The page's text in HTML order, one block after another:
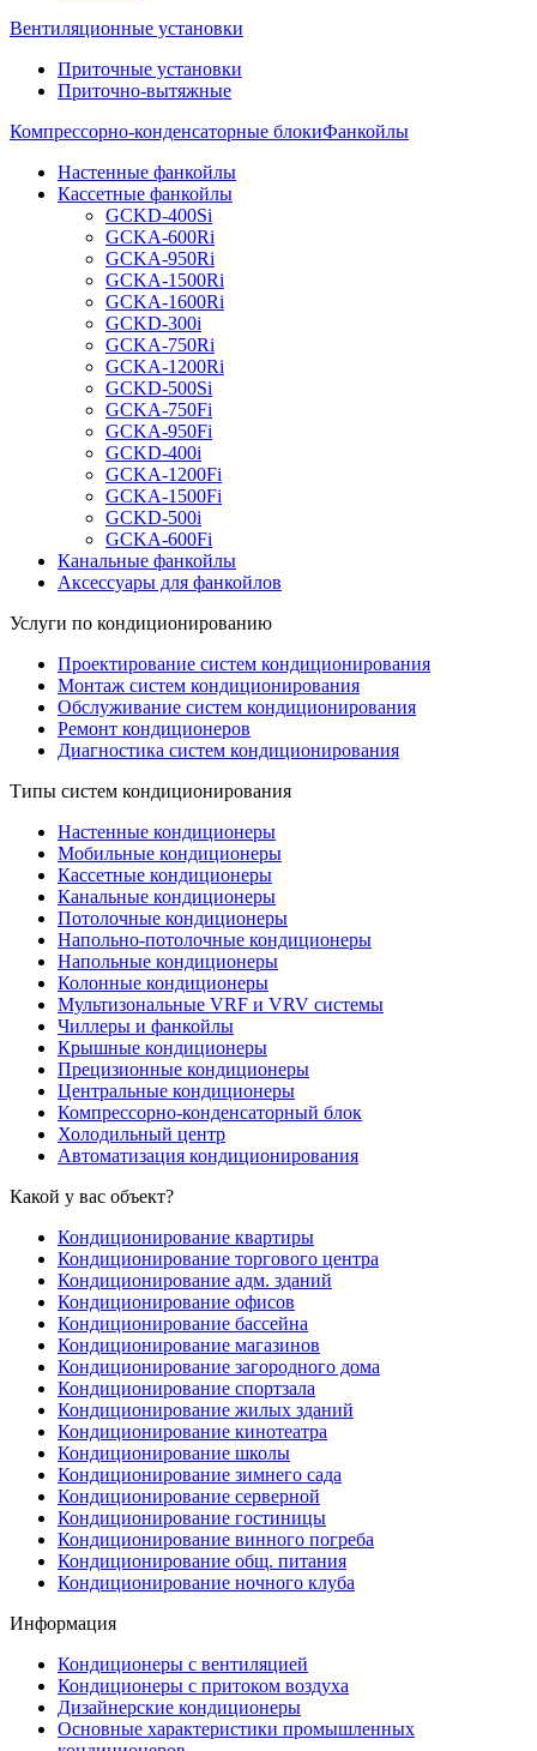
Вентиляционные установки
Приточные установки
Приточно-вытяжные
Компрессорно-конденсаторные блокиФанкойлы
Настенные фанкойлы
Кассетные фанкойлы
GCKD-400Si
GCKA-600Ri
GCKA-950Ri
GCKA-1500Ri
GCKA-1600Ri
GCKD-300i
GCKA-750Ri
GCKA-1200Ri
GCKD-500Si
GCKA-750Fi
GCKA-950Fi
GCKD-400i
GCKA-1200Fi
GCKA-1500Fi
GCKD-500i
GCKA-600Fi
Канальные фанкойлы
Аксессуары для фанкойлов
Услуги по кондиционированию
Проектирование систем кондиционирования
Монтаж систем кондиционирования
Обслуживание систем кондиционирования
Ремонт кондиционеров
Диагностика систем кондиционирования
Типы систем кондиционирования
Настенные кондиционеры
Мобильные кондиционеры
Кассетные кондиционеры
Канальные кондиционеры
Потолочные кондиционеры
Напольно-потолочные кондиционеры
Напольные кондиционеры
Колонные кондиционеры
Мультизональные VRF и VRV системы
Чиллеры и фанкойлы
Крышные кондиционеры
Прецизионные кондиционеры
Центральные кондиционеры
Компрессорно-конденсаторный блок
Холодильный центр
Автоматизация кондиционирования
Какой у вас объект?
Кондиционирование квартиры
Кондиционирование торгового центра
Кондиционирование адм. зданий
Кондиционирование офисов
Кондиционирование бассейна
Кондиционирование магазинов
Кондиционирование загородного дома
Кондиционирование спортзала
Кондиционирование жилых зданий
Кондиционирование кинотеатра
Кондиционирование школы
Кондиционирование зимнего сада
Кондиционирование серверной
Кондиционирование гостиницы
Кондиционирование винного погреба
Кондиционирование общ. питания
Кондиционирование ночного клуба
Информация
Кондиционеры с вентиляцией
Кондиционеры с притоком воздуха
Дизайнерские кондиционеры
Основные характеристики промышленных